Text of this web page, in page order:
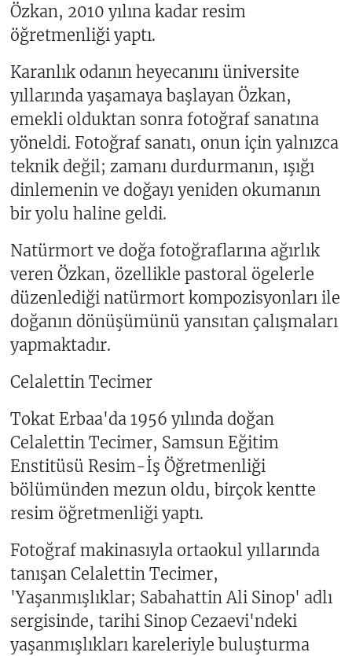
Özkan, 2010 yılına kadar resim
öğretmenliği yaptı.
Karanlık odanın heyecanını üniversite
yıllarında yaşamaya başlayan Özkan,
emekli olduktan sonra fotoğraf sanatına
yöneldi. Fotoğraf sanatı, onun için yalnızca
teknik değil; zamanı durdurmanın, ışığı
dinlemenin ve doğayı yeniden okumanın
bir yolu haline geldi.
Natürmort ve doğa fotoğraflarına ağırlık
veren Özkan, özellikle pastoral ögelerle
düzenlediği natürmort kompozisyonları ile
doğanın dönüşümünü yansıtan çalışmaları
yapmaktadır.
Celalettin Tecimer
Tokat Erbaa'da 1956 yılında doğan
Celalettin Tecimer, Samsun Eğitim
Enstitüsü Resim-İş Öğretmenliği
bölümünden mezun oldu, birçok kentte
resim öğretmenliği yaptı.
Fotoğraf makinasıyla ortaokul yıllarında
tanışan Celalettin Tecimer,
'Yaşanmışlıklar; Sabahattin Ali Sinop' adlı
sergisinde, tarihi Sinop Cezaevi'ndeki
yaşanmışlıkları kareleriyle buluşturma